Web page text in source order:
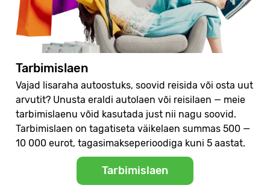
Tarbimislaen
Vajad lisaraha autoostuks, soovid reisida või osta uut
arvutit? Unusta eraldi autolaen või reisilaen — meie
tarbimislaenu võid kasutada just nii nagu soovid.
Tarbimislaen on tagatiseta väikelaen summas 500 —
10 000 eurot, tagasimakseperioodiga kuni 5 aastat.
Tarbimislaen